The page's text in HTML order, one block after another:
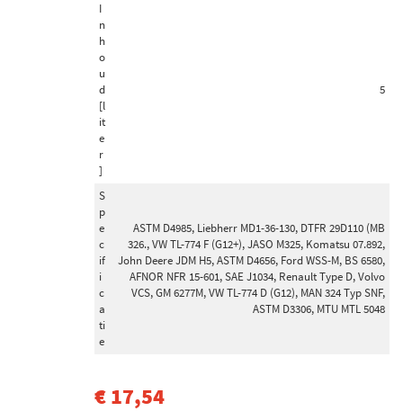
Remschijftype
Geventileerd (136)
Interne ventilatie (109)
Tweedelige remschijf (76)
Geperforeerd/interne ventilatie (16)
Aluminium remschijfkop (15)
Ribbenaantal
I
n
h
o
u
d
[l
it
e
r
]
5
S
p
e
c
if
i
c
a
ti
e
ASTM D4985, Liebherr MD1-36-130, DTFR 29D110 (MB
326., VW TL-774 F (G12+), JASO M325, Komatsu 07.892,
John Deere JDM H5, ASTM D4656, Ford WSS-M, BS 6580,
AFNOR NFR 15-601, SAE J1034, Renault Type D, Volvo
VCS, GM 6277M, VW TL-774 D (G12), MAN 324 Typ SNF,
ASTM D3306, MTU MTL 5048
€ 17,54